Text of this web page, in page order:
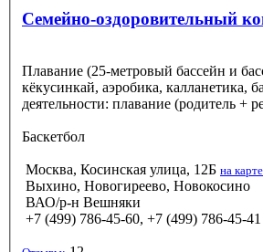
Семейно-оздоровительный
Плавание (25-метровый бассейн и
кёкусинкай, аэробика,
деятельности: плавание (родитель +
Баскетбол
Москва, Косинская улица, 12Б на карте
Выхино, Новогиреево, Новокосино
ВАО/р-н Вешняки
+7 (499) 786-45-60, +7 (499) 786-45-41